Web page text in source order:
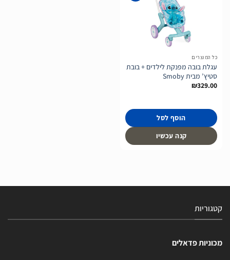
כל המוצרים
עגלת בובה מפנקת לילדים + בובת
סטיץ’ מבית Smoby
₪329.00
הוסף לסל
קנה עכשיו
קטגוריות
מכוניות פדאלים